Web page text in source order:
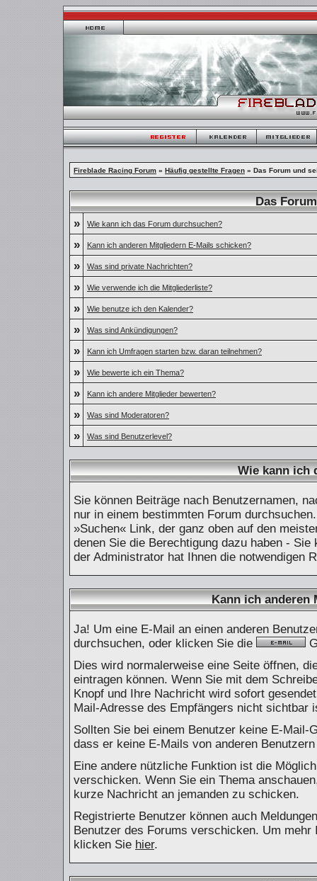
Fireblade Racing Forum » Häufig gestellte Fragen » Das Forum und
Das
»
Wie kann ich das Forum durchsuchen?
» Kann ich anderen Mitgliedern E-Mails schicken?
» Was sind private Nachrichten?
» Wie verwende ich die Mitgliederliste?
» Wie benutze ich den Kalender?
» Was sind Ankündigungen?
» Kann ich Umfragen starten bzw. daran teilnehmen?
» Wie bewerte ich ein Thema?
» Kann ich andere Mitglieder bewerten?
» Was sind Moderatoren?
» Was sind Benutzerlevel?
Wie kann ich
Sie können Beiträge nach Benutzernamen,
nur in einem bestimmten Forum
»Suchen« Link, der ganz oben auf den
denen Sie die Berechtigung dazu haben -
der Administrator hat Ihnen die notwendigen
Kann ich anderen
Ja! Um eine E-Mail an einen anderen
durchsuchen, oder klicken Sie die
Dies wird normalerweise eine Seite öffnen,
eintragen können. Wenn Sie mit dem
Knopf und Ihre Nachricht wird sofort
Mail-Adresse des Empfängers nicht sichtbar
Sollten Sie bei einem Benutzer keine E-
dass er keine E-Mails von anderen
Eine andere nützliche Funktion ist die
verschicken. Wenn Sie ein Thema
kurze Nachricht an jemanden zu schicken.
Registrierte Benutzer können auch
Benutzer des Forums verschicken. Um
klicken Sie hier.